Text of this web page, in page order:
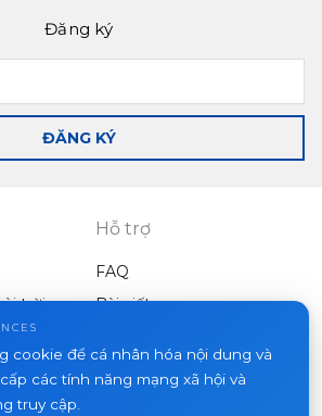
Đăng ký
ĐĂNG KÝ
trời
Hỗ trợ
FAQ
Bài viết
Dự án
cookie để cá nhân hóa nội dung và
các tính năng mạng xã hội và
truy cập.